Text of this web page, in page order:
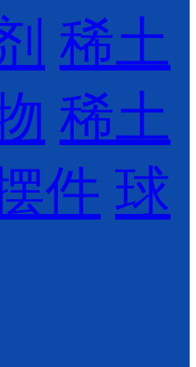
稀土
稀土
件 球